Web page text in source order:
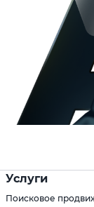
Услуги
Поисковое